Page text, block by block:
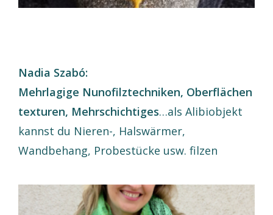
Nadia Szabó:
Mehrlagige Nunofilztechniken, Oberflächen
texturen, Mehrschichtiges…als Alibiobjekt
kannst du Nieren-, Halswärmer,
Wandbehang, Probestücke usw. filzen